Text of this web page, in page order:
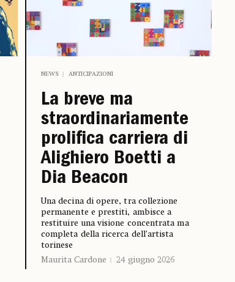
NEWS ANTICIPAZIONI
La breve ma
straordinariamente
prolifica carriera di
Alighiero Boetti a
Dia Beacon
Una decina di opere, tra collezione
permanente e prestiti, ambisce a
restituire una visione concentrata ma
completa della ricerca dell’artista
torinese
Maurita Cardone
24 giugno 2026